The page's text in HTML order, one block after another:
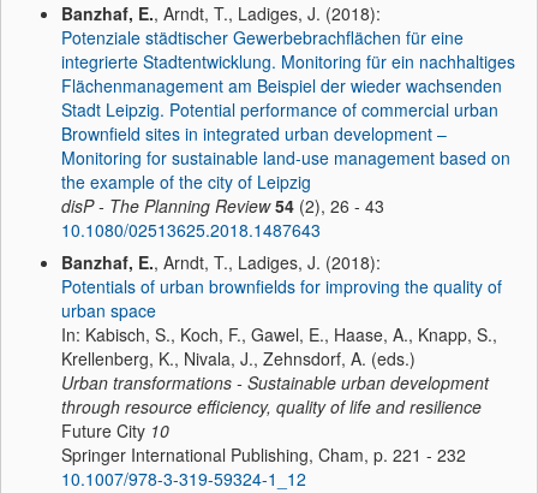
Banzhaf, E., Arndt, T., Ladiges, J. (2018):
Potenziale städtischer Gewerbebrachflächen für eine
integrierte Stadtentwicklung. Monitoring für ein nachhaltiges
Flächenmanagement am Beispiel der wieder wachsenden
Stadt Leipzig. Potential performance of commercial urban
Brownfield sites in integrated urban development –
Monitoring for sustainable land-use management based on
the example of the city of Leipzig
disP - The Planning Review 54 (2), 26 - 43
10.1080/02513625.2018.1487643
Banzhaf, E., Arndt, T., Ladiges, J. (2018):
Potentials of urban brownfields for improving the quality of
urban space
In: Kabisch, S., Koch, F., Gawel, E., Haase, A., Knapp, S.,
Krellenberg, K., Nivala, J., Zehnsdorf, A. (eds.)
Urban transformations - Sustainable urban development
through resource efficiency, quality of life and resilience
Future City 10
Springer International Publishing, Cham, p. 221 - 232
10.1007/978-3-319-59324-1_12